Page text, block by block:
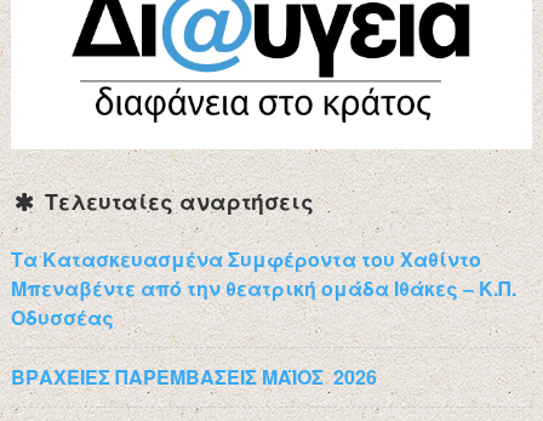
Τελευταίες αναρτήσεις
Τα Κατασκευασμένα Συμφέροντα του Χαθίντο
Μπεναβέντε από την θεατρική ομάδα Ιθάκες – Κ.Π.
Οδυσσέας
ΒΡΑΧΕΙΕΣ ΠΑΡΕΜΒΑΣΕΙΣ ΜΑΪΟΣ 2026